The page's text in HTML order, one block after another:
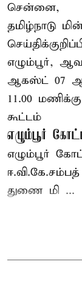
சென்னை,
தமிழ்நாடு
எழும்பூர்,
ஆகஸ்ட் 07
11.00
கூட்டம்
எழும்பூர்
எழும்பூர்
துணை மி ...